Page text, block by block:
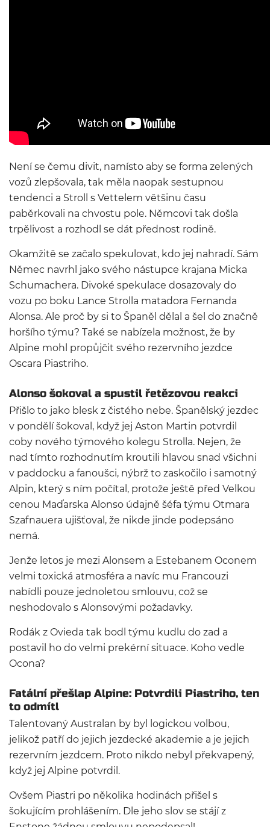
Není se čemu divit, namísto aby se forma zelených
vozů zlepšovala, tak měla naopak sestupnou
tendenci a Stroll s Vettelem většinu času
paběrkovali na chvostu pole. Němcovi tak došla
trpělivost a rozhodl se dát přednost rodině.
Okamžitě se začalo spekulovat, kdo jej nahradí. Sám
Němec navrhl jako svého nástupce krajana Micka
Schumachera. Divoké spekulace dosazovaly do
vozu po boku Lance Strolla matadora Fernanda
Alonsa. Ale proč by si to Španěl dělal a šel do značně
horšího týmu? Také se nabízela možnost, že by
Alpine mohl propůjčit svého rezervního jezdce
Oscara Piastriho.
Alonso šokoval a spustil řetězovou reakci
Přišlo to jako blesk z čistého nebe. Španělský jezdec
v pondělí šokoval, když jej Aston Martin potvrdil
coby nového týmového kolegu Strolla. Nejen, že
nad tímto rozhodnutím kroutili hlavou snad všichni
v paddocku a fanoušci, nýbrž to zaskočilo i samotný
Alpin, který s ním počítal, protože ještě před Velkou
cenou Maďarska Alonso údajně šéfa týmu Otmara
Szafnauera ujišťoval, že nikde jinde podepsáno
nemá.
Jenže letos je mezi Alonsem a Estebanem Oconem
velmi toxická atmosféra a navíc mu Francouzi
nabídli pouze jednoletou smlouvu, což se
neshodovalo s Alonsovými požadavky.
Rodák z Ovieda tak bodl týmu kudlu do zad a
postavil ho do velmi prekérní situace. Koho vedle
Ocona?
Fatální přešlap Alpine: Potvrdili Piastriho, ten
to odmítl
Talentovaný Australan by byl logickou volbou,
jelikož patří do jejich jezdecké akademie a je jejich
rezervním jezdcem. Proto nikdo nebyl překvapený,
když jej Alpine potvrdil.
Ovšem Piastri po několika hodinách přišel s
šokujícím prohlášením. Dle jeho slov se stájí z